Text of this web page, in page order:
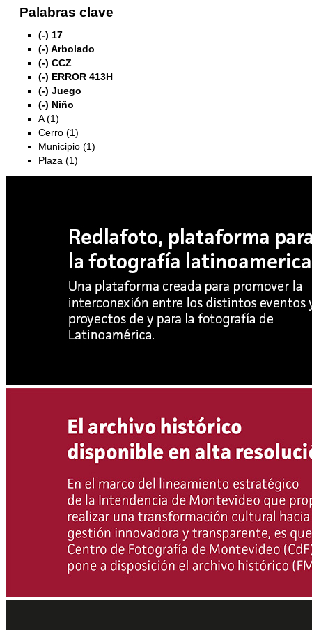
Palabras clave
(-) 17
(-) Arbolado
(-) CCZ
(-) ERROR 413H
(-) Juego
(-) Niño
A (1)
Cerro (1)
Municipio (1)
Plaza (1)